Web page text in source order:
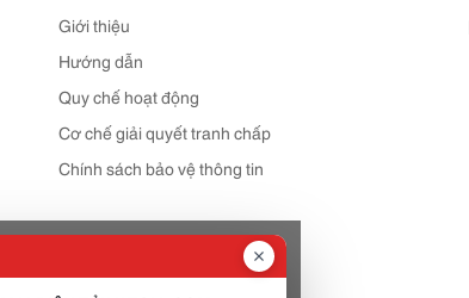
Giới thiệu
Hướng dẫn
Quy chế hoạt động
Cơ chế giải quyết tranh chấp
Chính sách bảo vệ thông tin